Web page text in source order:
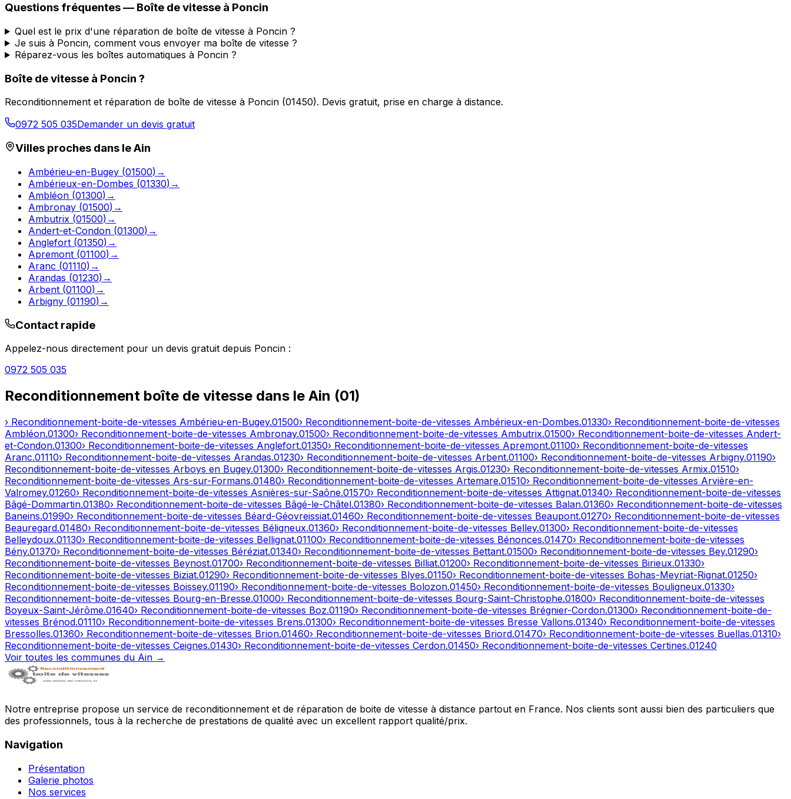
Questions fréquentes — Boîte de vitesse à Poncin
Quel est le prix d'une réparation de boîte de vitesse à Poncin ?
Je suis à Poncin, comment vous envoyer ma boîte de vitesse ?
Réparez-vous les boîtes automatiques à Poncin ?
Boîte de vitesse à Poncin ?
Reconditionnement et réparation de boîte de vitesse à Poncin (01450). Devis gratuit, prise en charge à distance.
0972 505 035Demander un devis gratuit
Villes proches dans leAin
Ambérieu-en-Bugey (01500) →
Ambérieux-en-Dombes (01330) →
Ambléon (01300) →
Ambronay (01500) →
Ambutrix (01500) →
Andert-et-Condon (01300) →
Anglefort (01350) →
Apremont (01100) →
Aranc (01110) →
Arandas (01230) →
Arbent (01100) →
Arbigny (01190) →
Contact rapide
Appelez-nous directement pour un devis gratuit depuis Poncin :
0972 505 035
Reconditionnement boîte de vitesse dans le Ain (01)
› Reconditionnement-boite-de-vitesses Ambérieu-en-Bugey.01500› Reconditionnement-boite-de-vitesses Ambérieux-en-Dombes.01330› Reconditionnement-boite-de-vitesses
Ambléon.01300› Reconditionnement-boite-de-vitesses Ambronay.01500› Reconditionnement-boite-de-vitesses Ambutrix.01500› Reconditionnement-boite-de-vitesses Andert-
et-Condon.01300› Reconditionnement-boite-de-vitesses Anglefort.01350› Reconditionnement-boite-de-vitesses Apremont.01100› Reconditionnement-boite-de-vitesses
Aranc.01110› Reconditionnement-boite-de-vitesses Arandas.01230› Reconditionnement-boite-de-vitesses Arbent.01100› Reconditionnement-boite-de-vitesses Arbigny.01190›
Reconditionnement-boite-de-vitesses Arboys en Bugey.01300› Reconditionnement-boite-de-vitesses Argis.01230› Reconditionnement-boite-de-vitesses Armix.01510›
Reconditionnement-boite-de-vitesses Ars-sur-Formans.01480› Reconditionnement-boite-de-vitesses Artemare.01510› Reconditionnement-boite-de-vitesses Arvière-en-
Valromey.01260› Reconditionnement-boite-de-vitesses Asnières-sur-Saône.01570› Reconditionnement-boite-de-vitesses Attignat.01340› Reconditionnement-boite-de-vitesses
Bâgé-Dommartin.01380› Reconditionnement-boite-de-vitesses Bâgé-le-Châtel.01380› Reconditionnement-boite-de-vitesses Balan.01360› Reconditionnement-boite-de-vitesses
Baneins.01990› Reconditionnement-boite-de-vitesses Béard-Géovreissiat.01460› Reconditionnement-boite-de-vitesses Beaupont.01270› Reconditionnement-boite-de-vitesses
Beauregard.01480› Reconditionnement-boite-de-vitesses Béligneux.01360› Reconditionnement-boite-de-vitesses Belley.01300› Reconditionnement-boite-de-vitesses
Belleydoux.01130› Reconditionnement-boite-de-vitesses Bellignat.01100› Reconditionnement-boite-de-vitesses Bénonces.01470› Reconditionnement-boite-de-vitesses
Bény.01370› Reconditionnement-boite-de-vitesses Béréziat.01340› Reconditionnement-boite-de-vitesses Bettant.01500› Reconditionnement-boite-de-vitesses Bey.01290›
Reconditionnement-boite-de-vitesses Beynost.01700› Reconditionnement-boite-de-vitesses Billiat.01200› Reconditionnement-boite-de-vitesses Birieux.01330›
Reconditionnement-boite-de-vitesses Biziat.01290› Reconditionnement-boite-de-vitesses Blyes.01150› Reconditionnement-boite-de-vitesses Bohas-Meyriat-Rignat.01250›
Reconditionnement-boite-de-vitesses Boissey.01190› Reconditionnement-boite-de-vitesses Bolozon.01450› Reconditionnement-boite-de-vitesses Bouligneux.01330›
Reconditionnement-boite-de-vitesses Bourg-en-Bresse.01000› Reconditionnement-boite-de-vitesses Bourg-Saint-Christophe.01800› Reconditionnement-boite-de-vitesses
Boyeux-Saint-Jérôme.01640› Reconditionnement-boite-de-vitesses Boz.01190› Reconditionnement-boite-de-vitesses Brégnier-Cordon.01300› Reconditionnement-boite-de-
vitesses Brénod.01110› Reconditionnement-boite-de-vitesses Brens.01300› Reconditionnement-boite-de-vitesses Bresse Vallons.01340› Reconditionnement-boite-de-vitesses
Bressolles.01360› Reconditionnement-boite-de-vitesses Brion.01460› Reconditionnement-boite-de-vitesses Briord.01470› Reconditionnement-boite-de-vitesses Buellas.01310›
Reconditionnement-boite-de-vitesses Ceignes.01430› Reconditionnement-boite-de-vitesses Cerdon.01450› Reconditionnement-boite-de-vitesses Certines.01240
Voir toutes les communes du Ain →
Notre entreprise propose un service de reconditionnement et de réparation de boite de vitesse à distance partout en France. Nos clients sont aussi bien des particuliers que
des professionnels, tous à la recherche de prestations de qualité avec un excellent rapport qualité/prix.
Navigation
Présentation
Galerie photos
Nos services